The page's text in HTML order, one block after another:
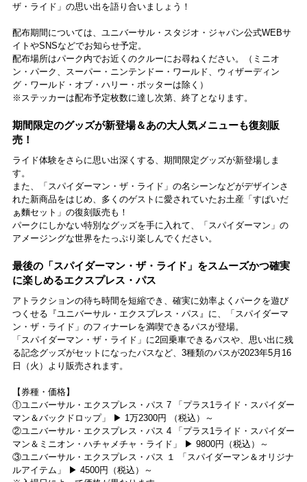
ザ・ライド」の思い出を語り合いましょう！
配布期間については、ユニバーサル・スタジオ・ジャパン公式WEBサ
イトやSNSなどでお知らせ予定。
配布場所はパーク内でお近くのクルーにお尋ねください。（ミニオ
ン・パーク、スーパー・ニンテンドー・ワールド、ウィザーディン
グ・ワールド・オブ・ハリー・ポッターは除く）
※ステッカーは配布予定枚数に達し次第、終了となります。
期間限定のグッズが新登場＆あの大人気メニューも復刻販
売！
ライド体験をさらに思い出深くする、期間限定グッズが新登場しま
す。
また、「スパイダーマン・ザ・ライド」の名シーンなどがデザインさ
れた新商品をはじめ、多くのゲストに愛されていたお土産「すぱいだ
ぁ麵セット」の復刻販売も！
パークにしかない特別なグッズを手に入れて、「スパイダーマン」の
アメージングな世界をたっぷり楽しんでください。
最後の「スパイダーマン・ザ・ライド」をスムーズかつ確実
に楽しめるエクスプレス・パス
アトラクションの待ち時間を短縮でき、確実に効率よくパークを遊び
つくせる『ユニバーサル・エクスプレス・パス』に、「スパイダーマ
ン・ザ・ライド」のフィナーレを満喫できるパスが登場。
「スパイダーマン・ザ・ライド」に2回乗車できるパスや、思い出に残
る記念グッズがセットになったパスなど、3種類のパスが2023年5月16
日（火）より販売されます。
【券種・価格】
①ユニバーサル・エクスプレス・パス 7 「プラス1ライド・スパイダー
マン＆バックドロップ」 ▶ 1万2300円 （税込）～
②ユニバーサル・エクスプレス・パス 4 「プラス1ライド・スパイダー
マン＆ミニオン・ハチャメチャ・ライド」 ▶ 9800円（税込）～
③ユニバーサル・エクスプレス・パス １ 「スパイダーマン＆オリジナ
ルアイテム」 ▶ 4500円（税込）～